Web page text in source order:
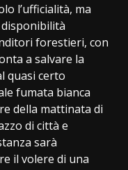
l’ufficialità, ma
forestieri, con
a salvare la
quasi certo
fumata bianca
della mattinata di
di città e
sarà
il volere di una